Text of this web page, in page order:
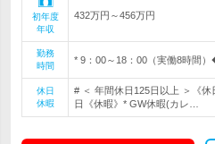
初年度
年収
432万円～456万円
勤務
時間
* 9：00～18：00（実働8時
休日
休暇
# ＜ 年間休日125日以上 ＞《
日《休暇》* GW休暇(カレ…